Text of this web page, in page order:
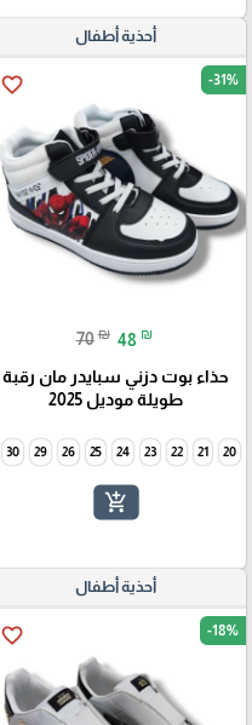
أحذية أطفال
favorite_border -31%
70 ₪ 48 ₪
حذاء بوت دزني سبايدر مان رقبة
طويلة موديل 2025
20
21
22
23
24
25
26
29
30
add_shopping_cart
أحذية أطفال
favorite_border -18%